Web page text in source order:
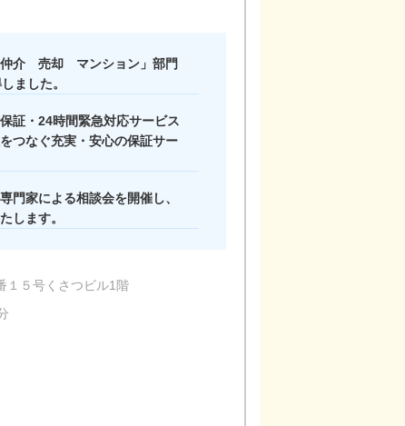
仲介 売却 マンション」部門
ました。
証・24時間緊急対応サービス
つなぐ充実・安心の保証サー
門家による相談会を開催し、
します。
１５号くさつビル1階